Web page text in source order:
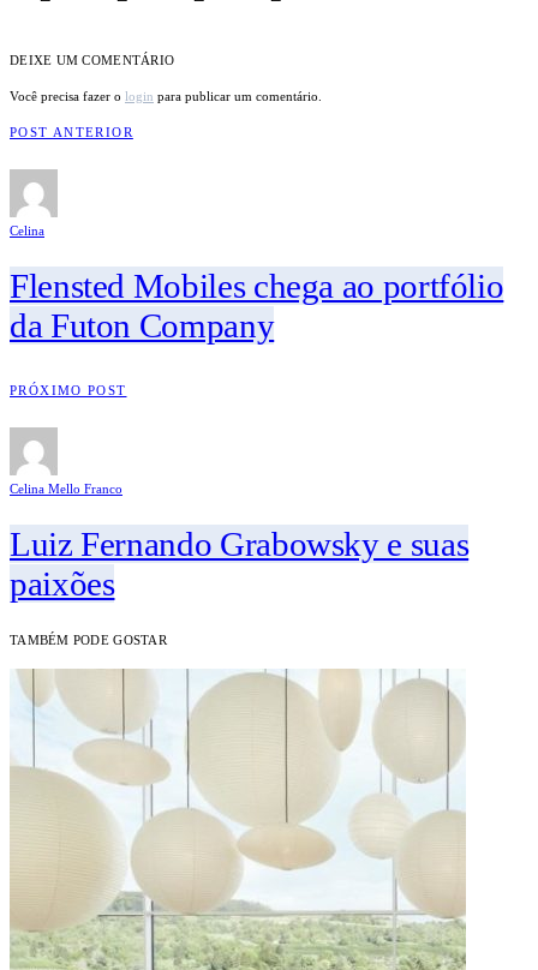
DEIXE UM COMENTÁRIO
Você precisa fazer o login para publicar um comentário.
POST ANTERIOR
Celina
Flensted Mobiles chega ao portfólio
da Futon Company
PRÓXIMO POST
Celina Mello Franco
Luiz Fernando Grabowsky e suas
paixões
TAMBÉM PODE GOSTAR